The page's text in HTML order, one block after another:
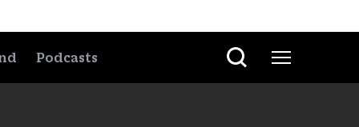
Podcasts